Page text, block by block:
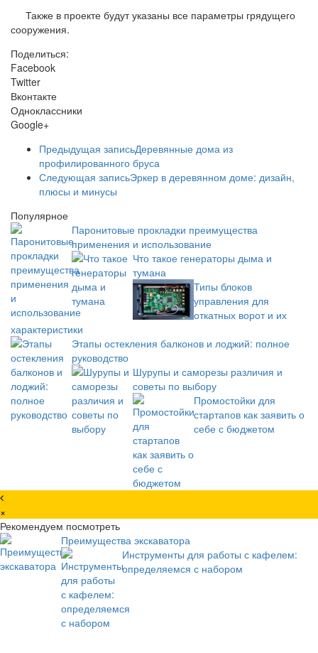
Также в проекте будут указаны все параметры грядущего
сооружения.
Поделиться:
Facebook
Twitter
Вконтакте
Одноклассники
Google+
Предыдущая записьДеревянные дома из
профилированного бруса
Следующая записьЭркер в деревянном доме: дизайн,
плюсы и минусы
Популярное
Паронитовые прокладки преимущества
применения и использование
Что такое генераторы дыма и
тумана
Типы блоков
управления для
откатных ворот и их
характеристики
Этапы остекления балконов и лоджий: полное
руководство
Шурупы и саморезы различия и
советы по выбору
Промостойки для
стартапов как заявить о
себе с бюджетом
×
Рекомендуем посмотреть
Преимущества экскаватора
Инструменты для работы с кафелем:
определяемся с набором